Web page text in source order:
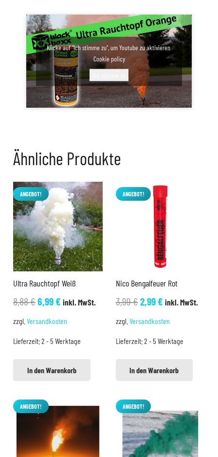
Klicke auf "Ich stimme zu", um Youtube zu aktivieren
Cookie policy
Ähnliche Produkte
ANGEBOT!
Ultra Rauchtopf Weiß
8,88€Ursprünglicher
8,88 €
6,99€Aktueller
6,99 €.
inkl. MwSt.
zzgl. Versandkosten
Lieferzeit:2 - 5 Werktage
In den Warenkorb
ANGEBOT!
Nico Bengalfeuer Rot
3,99€Ursprünglicher
3,99 €
2,99€Aktueller
2,99 €.
inkl. MwSt.
zzgl. Versandkosten
Lieferzeit:2 - 5 Werktage
In den Warenkorb
ANGEBOT! ANGEBOT!